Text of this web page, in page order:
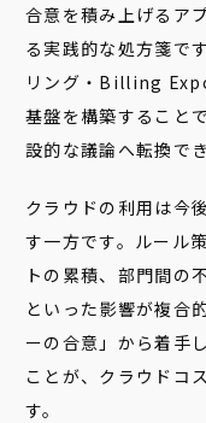
合意を積み上げるア
る実践的な処方箋で
リング・Billing
基盤を構築すること
設的な議論へ転換でき
クラウドの利用は今
す一方です。ルール
トの累積、部門間の
といった影響が複合
ーの合意」から着手
ことが、クラウドコ
す。